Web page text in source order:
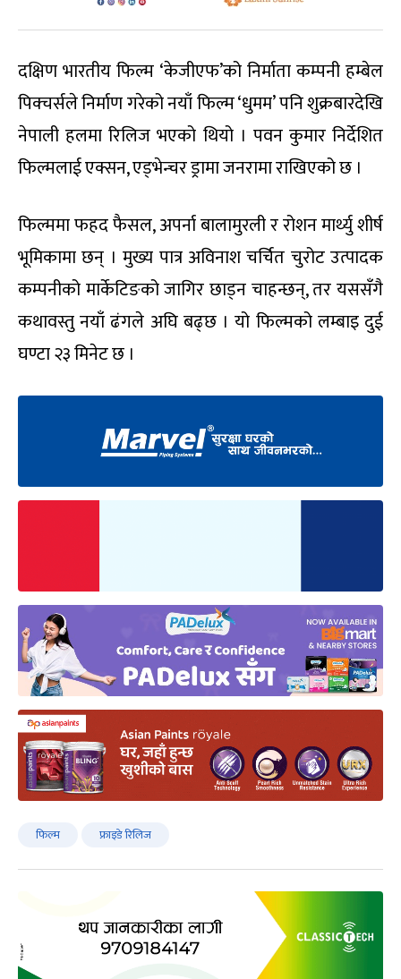
दक्षिण भारतीय फिल्म ‘केजीएफ’को निर्माता कम्पनी हम्बेल
पिक्चर्सले निर्माण गरेको नयाँ फिल्म ‘धुमम’ पनि शुक्रबारदेखि
नेपाली हलमा रिलिज भएको थियो । पवन कुमार निर्देशित
फिल्मलाई एक्सन, एड्भेन्चर ड्रामा जनरामा राखिएको छ ।
फिल्ममा फहद फैसल, अपर्ना बालामुरली र रोशन मार्थ्यु शीर्ष
भूमिकामा छन् । मुख्य पात्र अविनाश चर्चित चुरोट उत्पादक
कम्पनीको मार्केटिङको जागिर छाड्न चाहन्छन्, तर यससँगै
कथावस्तु नयाँ ढंगले अघि बढ्छ । यो फिल्मको लम्बाइ दुई
घण्टा २३ मिनेट छ ।
फिल्म फ्राइडे रिलिज